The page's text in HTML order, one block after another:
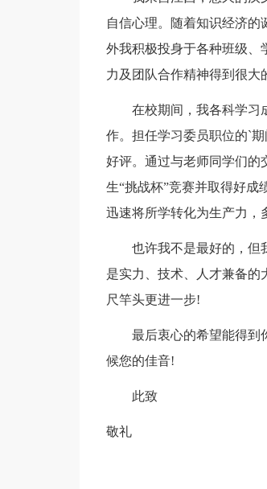
自信心理。随着知识经济的
外我积极投身于各种班级、
力及团队合作精神得到很大
在校期间，我各科学习成
作。担任学习委员职位的`
好评。通过与老师同学们的
生“挑战杯”竞赛并取得好成
迅速将所学转化为生产力，
也许我不是最好的，但我
是实力、技术、人才兼备的
尺竿头更进一步!
最后衷心的希望能得到你
候您的佳音!
此致
敬礼